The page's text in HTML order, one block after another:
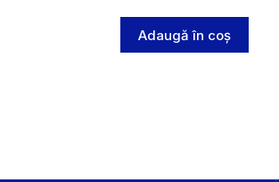
Adaugă în coș